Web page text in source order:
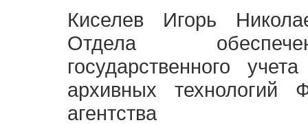
Киселев Игорь
Отдела
государственного
архивных технологий
агентства